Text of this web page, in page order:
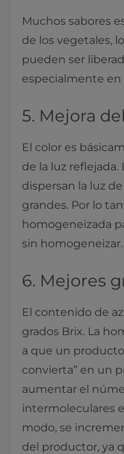
Muchos sabores
de los vegetales,
pueden ser
especialmente en
5. Mejora
El color es
de la luz
dispersan la luz
grandes. Por lo
homogeneizada
sin homogeneizar.
6. Mejores
El contenido de
grados Brix. La
a que un
convierta” en un
aumentar el
intermoleculares
modo, se
del productor, ya